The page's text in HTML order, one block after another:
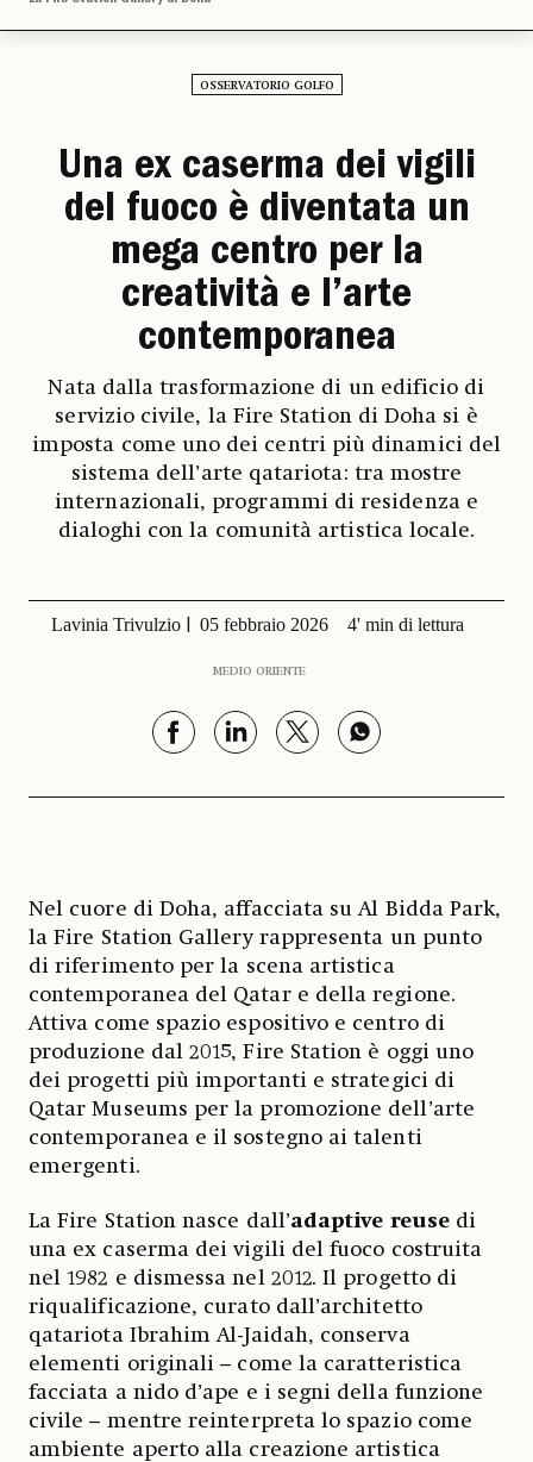
OSSERVATORIO GOLFO
Una ex caserma dei vigili
del fuoco è diventata un
mega centro per la
creatività e l’arte
contemporanea
Nata dalla trasformazione di un edificio di
servizio civile, la Fire Station di Doha si è
imposta come uno dei centri più dinamici del
sistema dell’arte qatariota: tra mostre
internazionali, programmi di residenza e
dialoghi con la comunità artistica locale.
Lavinia Trivulzio 05 febbraio 2026 4' min di lettura
MEDIO ORIENTE
Nel cuore di Doha, affacciata su Al Bidda Park,
la Fire Station Gallery rappresenta un punto
di riferimento per la scena artistica
contemporanea del Qatar e della regione.
Attiva come spazio espositivo e centro di
produzione dal 2015, Fire Station è oggi uno
dei progetti più importanti e strategici di
Qatar Museums per la promozione dell’arte
contemporanea e il sostegno ai talenti
emergenti.
La Fire Station nasce dall’adaptive reusedi
una ex caserma dei vigili del fuoco costruita
nel 1982 e dismessa nel 2012. Il progetto di
riqualificazione, curato dall’architetto
qatariota Ibrahim Al-Jaidah, conserva
elementi originali – come la caratteristica
facciata a nido d’ape e i segni della funzione
civile – mentre reinterpreta lo spazio come
ambiente aperto alla creazione artistica